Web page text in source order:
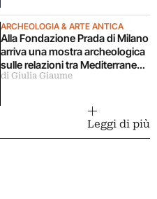
ARCHEOLOGIA & ARTE ANTICA
Alla Fondazione Prada di Milano
arriva una mostra archeologica
sulle relazioni tra Mediterraneo
e Asia
di Giulia Giaume
Leggi di più